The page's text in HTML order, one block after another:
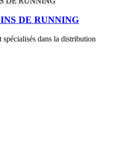
DE RUNNING
spécialisés dans la distribution